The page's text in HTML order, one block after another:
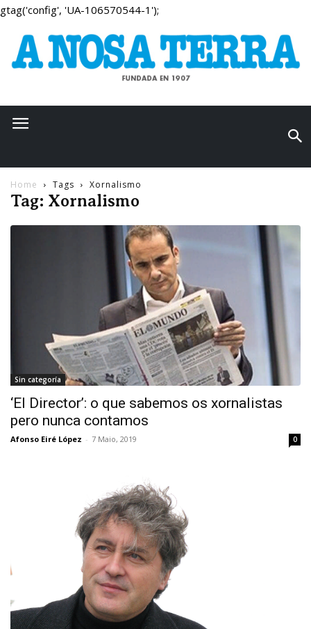
gtag('config', 'UA-106570544-1');
Home Tags Xornalismo
Tag: Xornalismo
Sin categoría
‘El Director’: o que sabemos os xornalistas
pero nunca contamos
Afonso Eiré López - 7 Maio, 2019 0